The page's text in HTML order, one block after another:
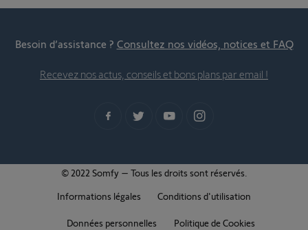
Besoin d’assistance ? Consultez nos vidéos, notices et FAQ
Recevez nos actus, conseils et bons plans par email !
© 2022 Somfy – Tous les droits sont réservés.
Informations légales
Conditions d'utilisation
Données personnelles Politique de Cookies